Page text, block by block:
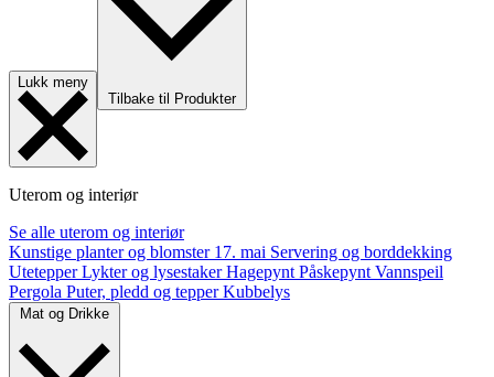
Lukk meny
Tilbake til Produkter
Uterom og interiør
Se alle uterom og interiør
Kunstige planter og blomster 17. mai Servering og borddekking
UtetepperLykter og lysestakerHagepynt Påskepynt Vannspeil
Pergola Puter, pledd og tepperKubbelys